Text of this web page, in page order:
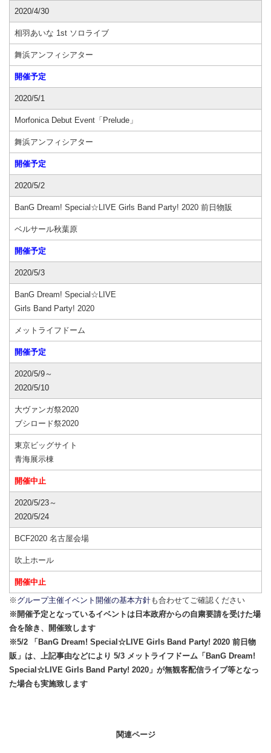
2020/4/30
相羽あいな 1st ソロライブ
舞浜アンフィシアター
開催予定
2020/5/1
Morfonica Debut Event「Prelude」
舞浜アンフィシアター
開催予定
2020/5/2
BanG Dream! Special☆LIVE Girls Band Party! 2020 前日物販
ベルサール秋葉原
開催予定
2020/5/3
BanG Dream! Special☆LIVE
Girls Band Party! 2020
メットライフドーム
開催予定
2020/5/9～
2020/5/10
大ヴァンガ祭2020
ブシロード祭2020
東京ビッグサイト
青海展示棟
開催中止
2020/5/23～
2020/5/24
BCF2020 名古屋会場
吹上ホール
開催中止
※ グループ主催イベント開催の基本方針も合わせてご確認ください
※開催予定となっているイベントは日本政府からの自粛要請を受けた場
合を除き、開催致します
※5/2 「BanG Dream! Special☆LIVE Girls Band Party! 2020 前日物
販」は、上記事由などにより 5/3 メットライフドーム「BanG Dream!
Special☆LIVE Girls Band Party! 2020」が無観客配信ライブ等となっ
た場合も実施致します
関連ページ